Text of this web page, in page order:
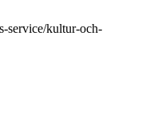
service/kultur-och-